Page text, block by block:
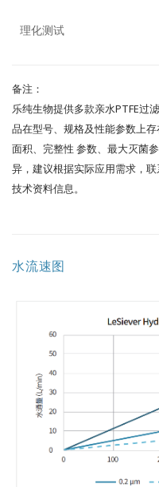
理化测试
备注：
乐纯生物提供多款亲水PTFE过
品在型号、规格及性能参数上
面积、完整性 参数、最大灭菌
异，建议根据实际应用需求，
技术资料信息。
水流速图